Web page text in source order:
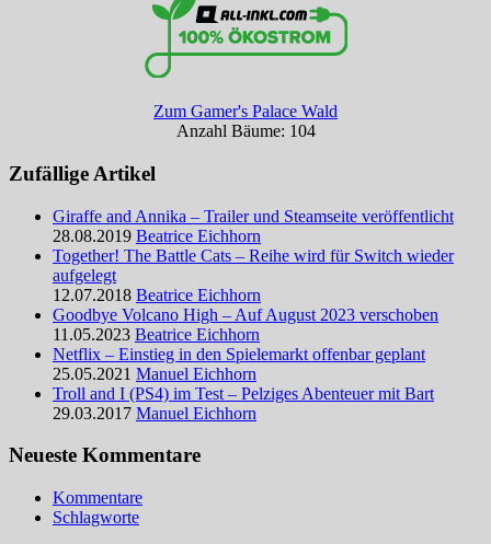
Zum Gamer's Palace Wald
Anzahl Bäume: 104
Zufällige Artikel
Giraffe and Annika – Trailer und Steamseite veröffentlicht
28.08.2019 Beatrice Eichhorn
Together! The Battle Cats – Reihe wird für Switch wieder
aufgelegt
12.07.2018 Beatrice Eichhorn
Goodbye Volcano High – Auf August 2023 verschoben
11.05.2023 Beatrice Eichhorn
Netflix – Einstieg in den Spielemarkt offenbar geplant
25.05.2021 Manuel Eichhorn
Troll and I (PS4) im Test – Pelziges Abenteuer mit Bart
29.03.2017 Manuel Eichhorn
Neueste Kommentare
Kommentare
Schlagworte